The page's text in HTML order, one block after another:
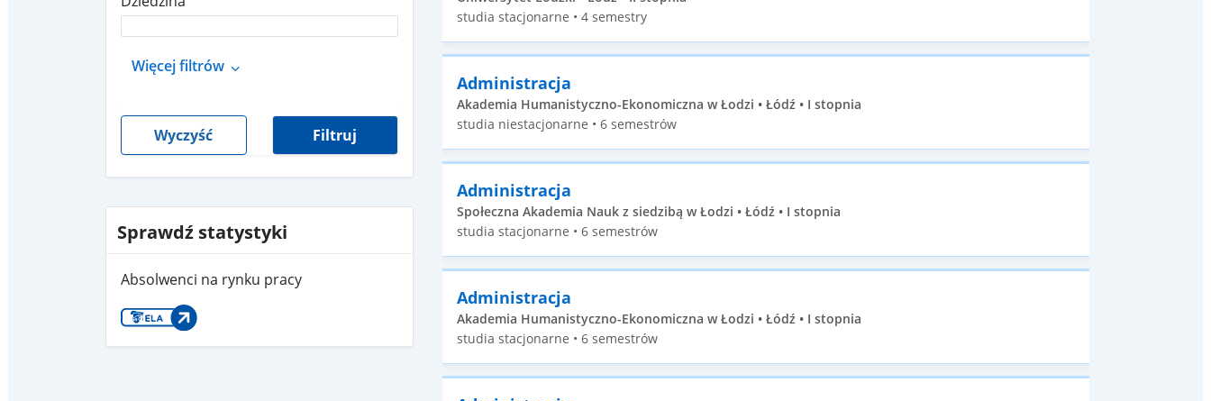
Więcej filtrów
Wyczyść Filtruj
Sprawdź statystyki
Absolwenci na rynku pracy
studia stacjonarne • 4 semestry
Administracja
Akademia Humanistyczno-Ekonomiczna w Łodzi • Łódź • I stopnia
studia niestacjonarne • 6 semestrów
Administracja
Społeczna Akademia Nauk z siedzibą w Łodzi • Łódź • I stopnia
studia stacjonarne • 6 semestrów
Administracja
Akademia Humanistyczno-Ekonomiczna w Łodzi • Łódź • I stopnia
studia stacjonarne • 6 semestrów